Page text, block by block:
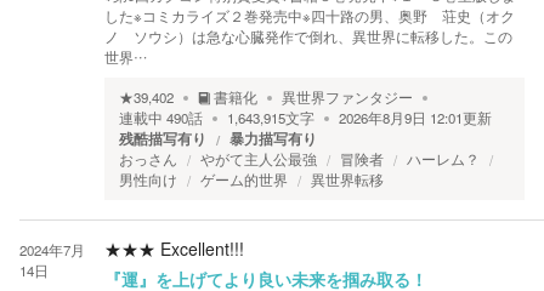
した※コミカライズ２巻発売中※四十路の男、奥野 荘史（オク
ノ ソウシ）は急な心臓発作で倒れ、異世界に転移した。この
世界…
★39,402 書籍化
異世界ファンタジー
連載中 490話 1,643,915文字 2026年8月9日 12:01更新
残酷描写有り 暴力描写有り
おっさん やがて主人公最強 冒険者
ハーレム？
男性向け
ゲーム的世界 異世界転移
2024年7月
14日
★★★ Excellent!!!
『運』を上げてより良い未来を掴み取る！